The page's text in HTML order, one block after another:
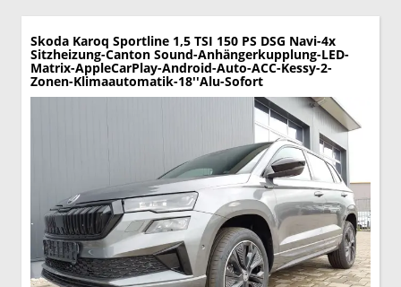
Skoda Karoq Sportline 1,5 TSI 150 PS DSG Navi-4x
Sitzheizung-Canton Sound-Anhängerkupplung-LED-
Matrix-AppleCarPlay-Android-Auto-ACC-Kessy-2-
Zonen-Klimaautomatik-18''Alu-Sofort